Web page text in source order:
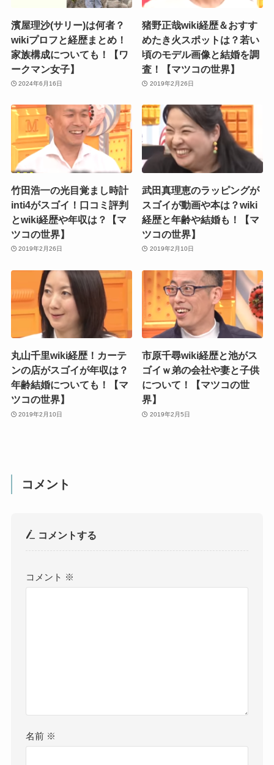
濱屋理沙(サリー)は何者？
wikiプロフと経歴まとめ！
家族構成についても！【ワ
ークマン女子】
2024年6月16日
猪野正哉wiki経歴＆おすす
めたき火スポットは？若い
頃のモデル画像と結婚を調
査！【マツコの世界】
2019年2月26日
竹田浩一の光目覚まし時計
inti4がスゴイ！口コミ評判
とwiki経歴や年収は？【マ
ツコの世界】
2019年2月26日
武田真理恵のラッピングが
スゴイが動画や本は？wiki
経歴と年齢や結婚も！【マ
ツコの世界】
2019年2月10日
丸山千里wiki経歴！カーテ
ンの店がスゴイが年収は？
年齢結婚についても！【マ
ツコの世界】
2019年2月10日
市原千尋wiki経歴と池がス
ゴイｗ弟の会社や妻と子供
について！【マツコの世
界】
2019年2月5日
コメント
コメントする
コメント ※
名前 ※